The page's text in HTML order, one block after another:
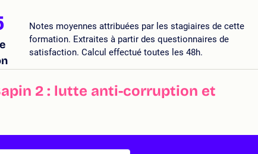
Notes moyennes attribuées par les stagiaires de cette
formation. Extraites à partir des questionnaires de
satisfaction. Calcul effectué toutes les 48h.
2 : lutte anti-corruption et